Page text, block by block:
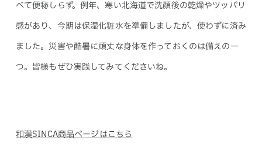
べて便秘しらず。例年、寒い北海道で洗顔後の乾燥やツッパリ
感があり、今期は保湿化粧水を準備しましたが、使わずに済み
ました。災害や酷暑に頑丈な身体を作っておくのは備えの一
つ。皆様もぜひ実践してみてくださいね。
和漢SINCA商品ページはこちら